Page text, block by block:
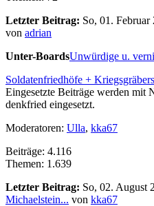
Letzter Beitrag: So, 01. Februar
von adrian
Unter-BoardsUnwürdige u.
Soldatenfriedhöfe +
Eingesetzte Beiträge werden mit
denkfried eingesetzt.
Moderatoren: Ulla, kka67
Beiträge: 4.116
Themen: 1.639
Letzter Beitrag: So, 02. August
Michaelstein... von kka67